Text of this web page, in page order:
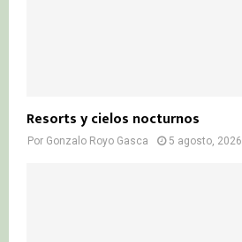
Resorts y cielos nocturnos
Por Gonzalo Royo Gasca 5 agosto, 2026